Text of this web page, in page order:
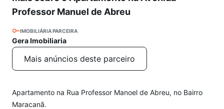
Professor Manuel de Abreu
IMOBILIÁRIA PARCEIRA
Gera Imobiliaria
Mais anúncios deste parceiro
Apartamento na Rua Professor Manoel de Abreu, no Bairro
Maracanã.